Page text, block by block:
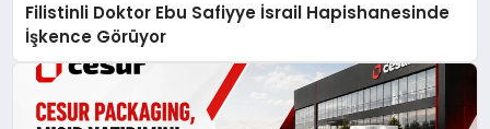
Filistinli Doktor Ebu Safiyye İsrail Hapishanesinde
İşkence Görüyor